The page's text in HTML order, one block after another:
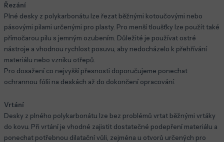
Řezání
Plné desky z polykarbonátu lze řezat běžnými kotoučovými nebo
pásovými pilami určenými pro plasty. Pro menší tloušťky lze použít také
přímočarou pilu s jemným ozubením. Důležité je používat ostré
nástroje a vhodnou rychlost posuvu, aby nedocházelo k přehřívání
materiálu nebo vzniku otřepů.
Pro dosažení co nejvyšší přesnosti doporučujeme ponechat
ochrannou fólii na deskách až do dokončení opracování.
Vrtání
Desky z plného polykarbonátu lze bez problémů vrtat běžnými vrtáky
do kovu. Při vrtání je vhodné zajistit dostatečné podepření materiálu a
ponechat potřebnou dilatační vůli, zejména u otvorů určených pro